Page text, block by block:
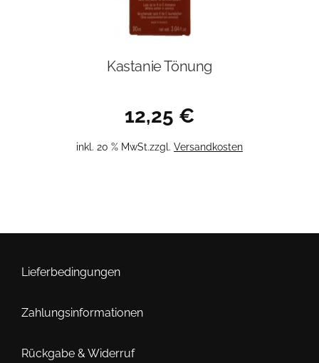
Kastanie Tönung
12,25 €
inkl. 20 % MwSt.zzgl. Versandkosten
Lieferbedingungen
Zahlungsinformationen
Rückgabe & Widerruf